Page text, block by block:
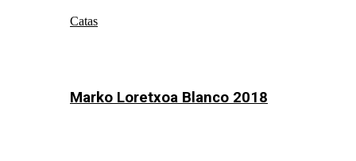
Catas
Marko Loretxoa Blanco 2018